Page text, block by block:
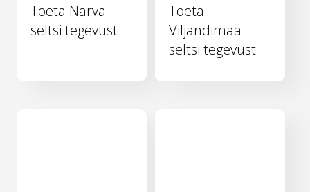
Toeta Narva
seltsi tegevust
Toeta
Viljandimaa
seltsi tegevust